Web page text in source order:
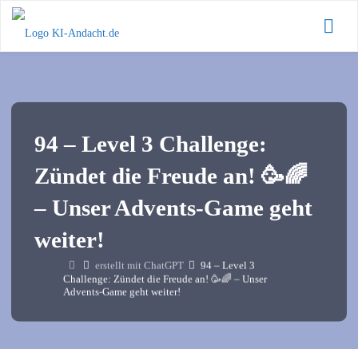
Zum
Inhalt
94 – Level 3 Challenge:
Zündet die Freude an! 🥳🌈
– Unser Advents-Game geht
weiter!
Starterstellt mit ChatGPT
94 – Level 3
Challenge: Zündet die Freude an! 🥳🌈 – Unser
Advents-Game geht weiter!